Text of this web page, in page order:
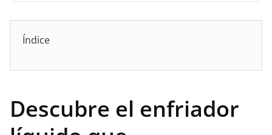
Índice
Descubre el enfriador